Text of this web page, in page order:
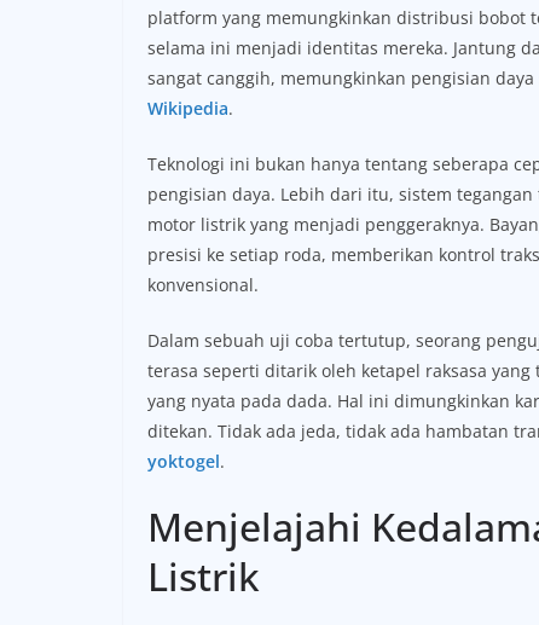
platform yang memungkinkan distribusi bobot
selama ini menjadi identitas mereka. Jantung
sangat canggih, memungkinkan pengisian
Wikipedia.
Teknologi ini bukan hanya tentang seberapa
pengisian daya. Lebih dari itu, sistem
motor listrik yang menjadi penggeraknya.
presisi ke setiap roda, memberikan kontrol
konvensional.
Dalam sebuah uji coba tertutup, seorang
terasa seperti ditarik oleh ketapel raksasa
yang nyata pada dada. Hal ini dimungkinkan
ditekan. Tidak ada jeda, tidak ada hambatan
yoktogel.
Menjelajahi
Listrik